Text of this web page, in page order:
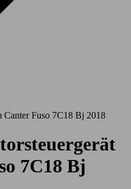
Canter Fuso 7C18 Bj 2018
7C18 Bj